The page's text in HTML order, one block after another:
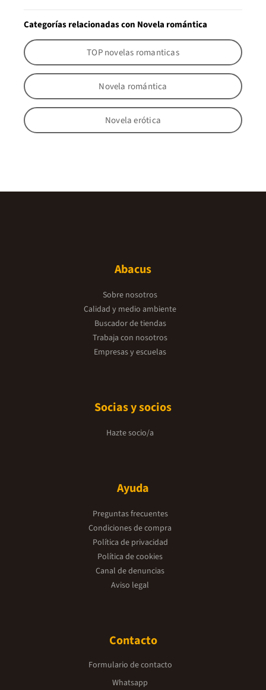
Categorías relacionadas con Novela romántica
TOP novelas romanticas
Novela romántica
Novela erótica
Abacus
Sobre nosotros
Calidad y medio ambiente
Buscador de tiendas
Trabaja con nosotros
Empresas y escuelas
Socias y socios
Hazte socio/a
Ayuda
Preguntas frecuentes
Condiciones de compra
Política de privacidad
Política de cookies
Canal de denuncias
Aviso legal
Contacto
Formulario de contacto
Whatsapp